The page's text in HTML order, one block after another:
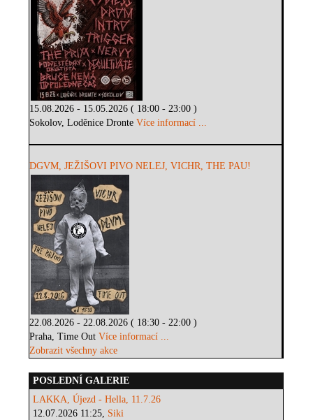
15.08.2026 - 15.05.2026 ( 18:00 - 23:00 )
Sokolov, Loděnice DronteVíce informací ...
DGVM, JEŽIŠOVI PIVO NELEJ, VICHR, THE PAU!
22.08.2026 - 22.08.2026 ( 18:30 - 22:00 )
Praha, Time OutVíce informací ...
Zobrazit všechny akce
POSLEDNÍ GALERIE
LAKKA, Újezd - Hella, 11.7.26
12.07.2026 11:25, Siki